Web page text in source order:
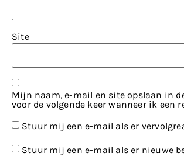
Site
Mijn naam, e-mail en site opslaan in
voor de volgende keer wanneer ik een
Stuur mij een e-mail als er
Stuur mij een e-mail als er nieuwe